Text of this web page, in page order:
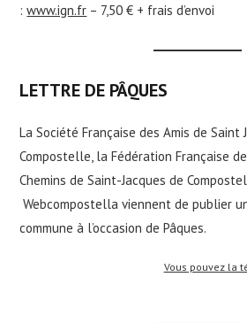
:www.ign.fr – 7,50 € + frais d’envoi
LETTRE DE PÂQUES
La Société Française des Amis de Saint
Compostelle, la Fédération Française
Chemins de Saint-Jacques de
Webcompostella viennent de publier
commune à l’occasion de Pâques.
Vous pouvez la